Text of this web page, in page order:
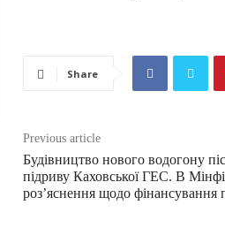
Share
Previous article
Будівництво нового водогону
підриву Каховської ГЕС. В
розʼяснення щодо фінансування